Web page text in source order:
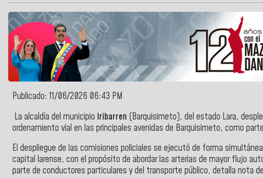
Publicado: 11/06/2026 06:43 PM
La alcaldía del municipio Iribarren (Barquisimeto), del estado Lara,
ordenamiento vial en las principales avenidas de Barquisimeto, como
El despliegue de las comisiones policiales se ejecutó de forma
capital larense, con el propósito de abordar las arterias de mayor flujo
parte de conductores particulares y del transporte público, detalla nota